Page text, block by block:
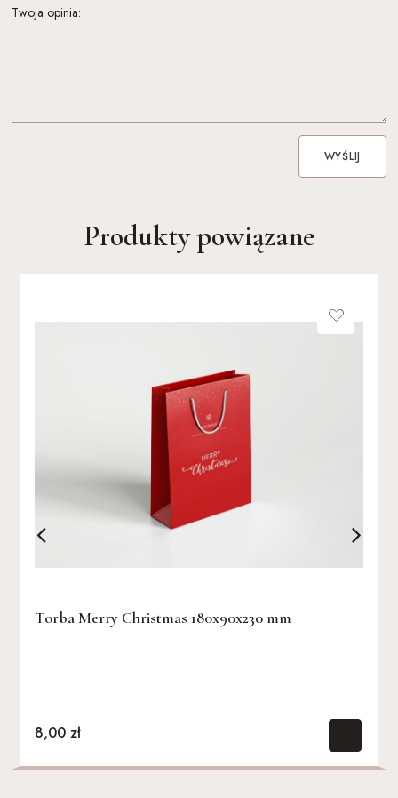
Twoja opinia:
WYŚLIJ
Produkty powiązane
Torba Merry Christmas 180x90x230 mm
8,00 zł
Torba Merry Christmas 350x90x240 mm
10,00 zł
Torba Merry Christmas 320x140x410 mm
12,00 zł